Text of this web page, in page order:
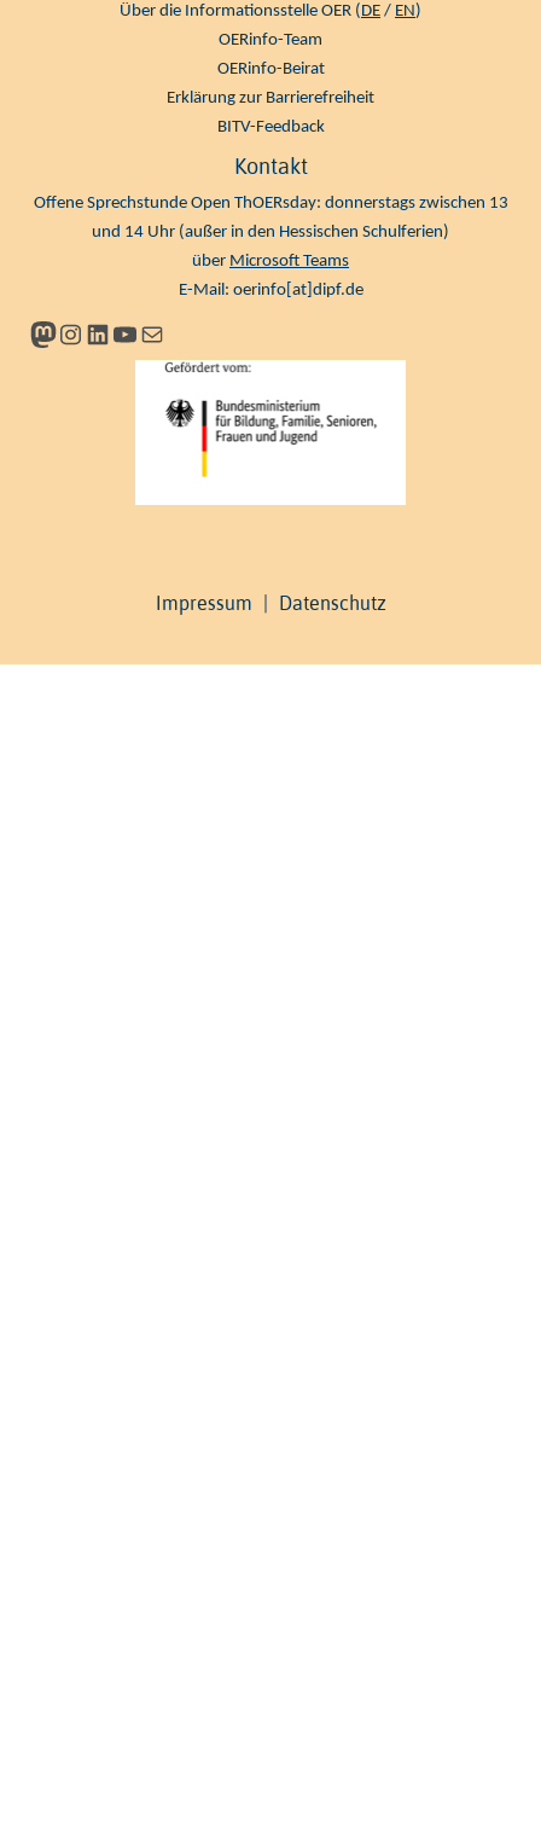
Über die Informationsstelle OER ( DE / EN )
OERinfo-Team
OERinfo-Beirat
Erklärung zur Barrierefreiheit
BITV-Feedback
Kontakt
Offene Sprechstunde Open ThOERsday: donnerstags zwischen 13
und 14 Uhr (außer in den Hessischen Schulferien)
über Microsoft Teams
E-Mail: oerinfo[at]dipf.de
Mastodon
Instagram
LinkedIn
YouTube
Newsletter
Impressum Datenschutz